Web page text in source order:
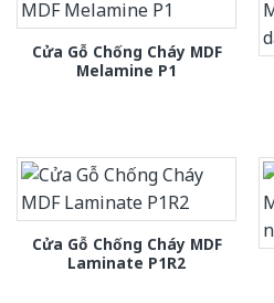
Cửa Gỗ Chống Cháy MDF
Melamine P1
Cửa Gỗ Chống Cháy MDF
Laminate P1R2